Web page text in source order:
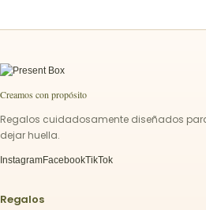
Creamos con propósito
Regalos cuidadosamente diseñados
dejar huella.
InstagramFacebookTikTok
Regalos